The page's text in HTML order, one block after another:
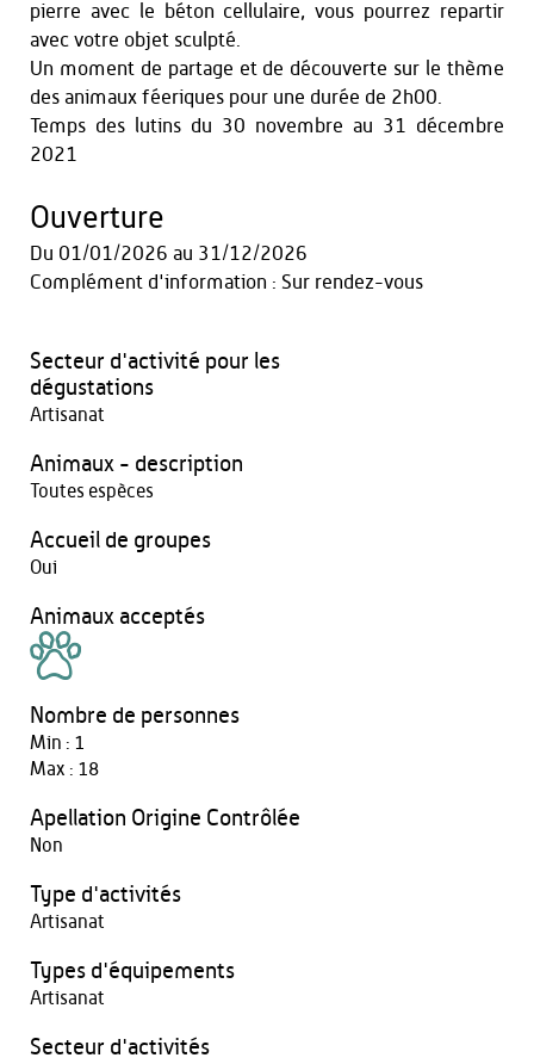
pierre avec le béton cellulaire, vous pourrez repartir
avec votre objet sculpté.
Un moment de partage et de découverte sur le thème
des animaux féeriques pour une durée de 2h00.
Temps des lutins du 30 novembre au 31 décembre
2021
Ouverture
Du 01/01/2026 au 31/12/2026
Complément d'information : Sur rendez-vous
Secteur d'activité pour les
dégustations
Artisanat
Animaux - description
Toutes espèces
Accueil de groupes
Oui
Animaux acceptés
Nombre de personnes
Min : 1
Max : 18
Apellation Origine Contrôlée
Non
Type d'activités
Artisanat
Types d'équipements
Artisanat
Secteur d'activités